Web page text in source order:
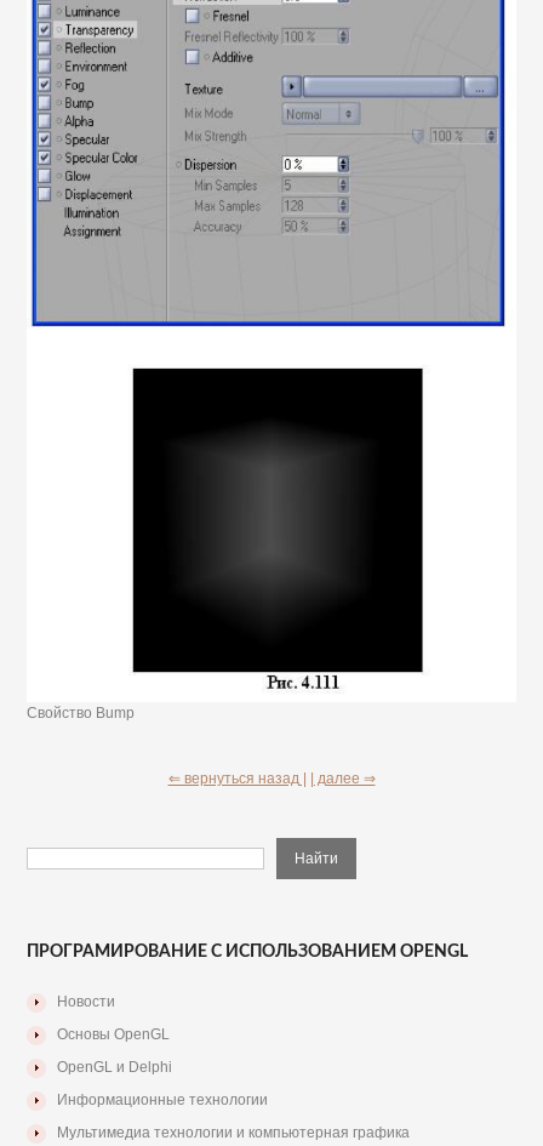
Свойство Bump
⇐ вернуться назад | | далее ⇒
ПРОГРАМИРОВАНИЕ С ИСПОЛЬЗОВАНИЕМ OPENGL
Новости
Основы OpenGL
OpenGL и Delphi
Информационные технологии
Мультимедиа технологии и компьютерная графика